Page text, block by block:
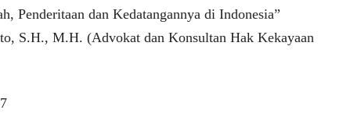
Penderitaan dan Kedatangannya di Indonesia”
S.H., M.H. (Advokat dan Konsultan Hak Kekayaan